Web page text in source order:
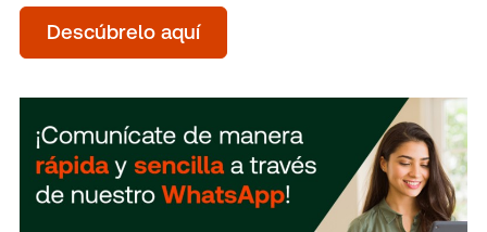
Descúbrelo aquí